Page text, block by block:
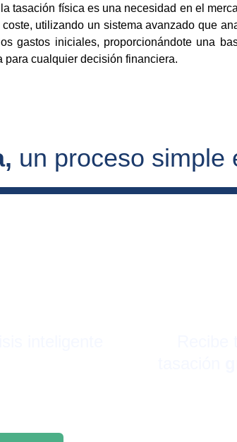
tasación física es una necesidad en el
utilizando un sistema avanzado que
gastos iniciales, proporcionándote una
para cualquier decisión financiera.
un proceso simple